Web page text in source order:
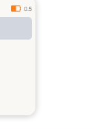
0.5